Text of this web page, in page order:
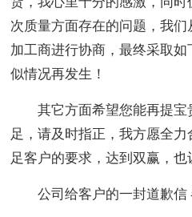
次质量方面存在的问题，我
加工商进行协商，最终采取
似情况再发生！
其它方面希望您能再提
足，请及时指正，我方愿全
足客户的要求，达到双赢，也
公司给客户的一封道歉信